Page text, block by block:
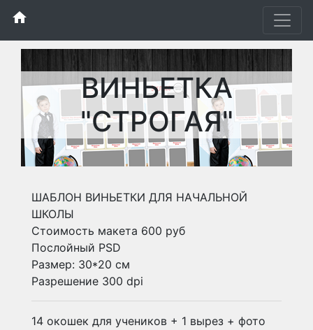
home
ВИНЬЕТКА
"СТРОГАЯ"
ШАБЛОН ВИНЬЕТКИ ДЛЯ НАЧАЛЬНОЙ
ШКОЛЫ
Стоимость макета 600 руб
Послойный PSD
Размер: 30*20 см
Разрешение 300 dpi
14 окошек для учеников + 1 вырез + фото